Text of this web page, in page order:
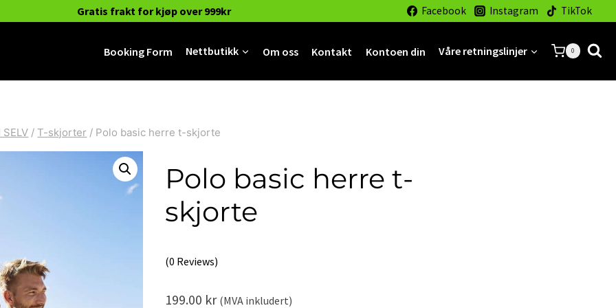
Gratis frakt for kjøp over 999kr Facebook Instagram TikTok
Booking Form Nettbutikk Om oss Kontakt Kontoen din Våre retningslinjer 0
SELV / T-skjorter / Polo basic herre t-skjorte
Polo basic herre t-
skjorte
(0 Reviews)
199.00 kr (MVA inkludert)